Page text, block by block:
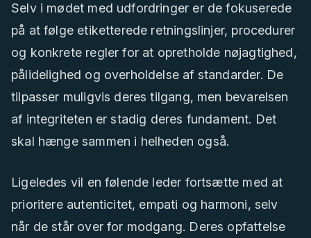
Selv i mødet med udfordringer er de fokuserede
på at følge etiketterede retningslinjer, procedurer
og konkrete regler for at opretholde nøjagtighed,
pålidelighed og overholdelse af standarder. De
tilpasser muligvis deres tilgang, men bevarelsen
af integriteten er stadig deres fundament. Det
skal hænge sammen i helheden også.
Ligeledes vil en følende leder fortsætte med at
prioritere autenticitet, empati og harmoni, selv
når de står over for modgang. Deres opfattelse